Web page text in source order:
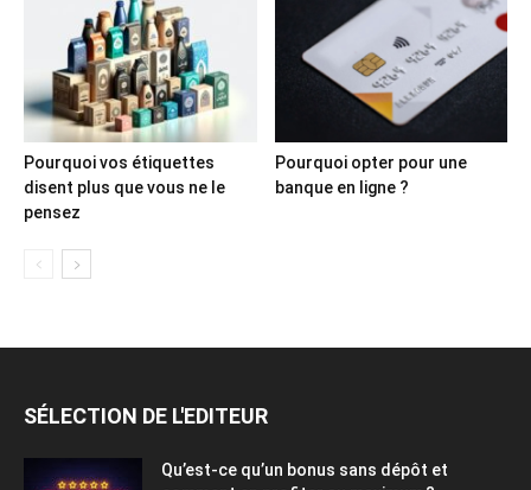
Pourquoi vos étiquettes
disent plus que vous ne le
pensez
Pourquoi opter pour une
banque en ligne ?
SÉLECTION DE L'EDITEUR
Qu’est-ce qu’un bonus sans dépôt et